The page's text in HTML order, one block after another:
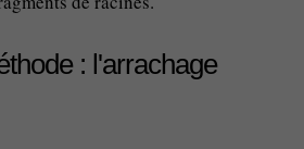
: l'arrachage